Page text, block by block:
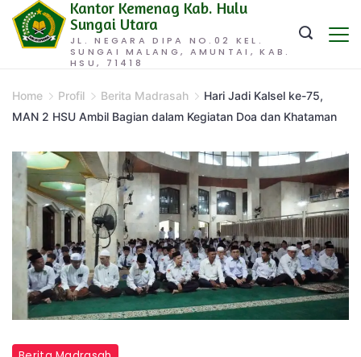
Skip
JL. NEGARA DIPA NO.02 KEL.
SUNGAI MALANG, AMUNTAI, KAB.
HSU, 71418
Kantor Kemenag Kab. Hulu
Sungai Utara
Home Profil Berita Madrasah
Hari Jadi Kalsel ke-75,
MAN 2 HSU Ambil Bagian dalam Kegiatan Doa dan Khataman